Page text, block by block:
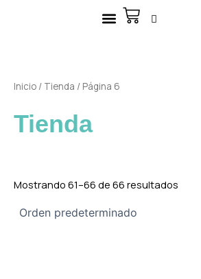
Carrito
Inicio / Tienda / Página 6
Tienda
Mostrando 61–66 de 66 resultados